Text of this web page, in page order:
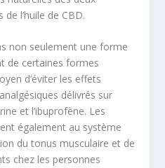
l’huile de CBD.
non seulement une forme
de certaines formes
d’éviter les effets
délivrés sur
et l’ibuprofène. Les
également au système
du tonus musculaire et de
chez les personnes